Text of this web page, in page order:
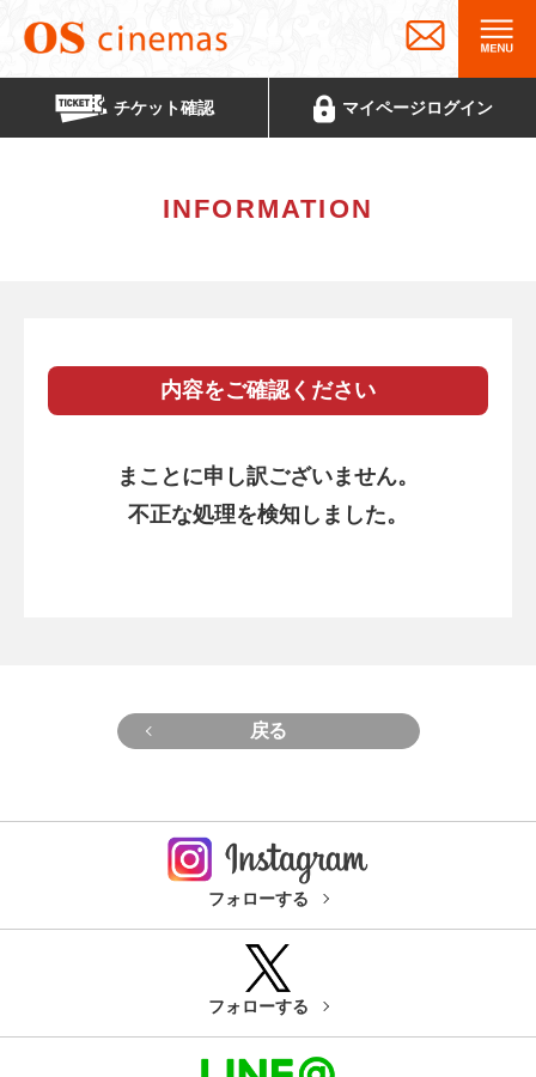
チケット確認 マイページログイン
INFORMATION
内容をご確認ください
まことに申し訳ございません。
不正な処理を検知しました。
戻る
フォローする
フォローする